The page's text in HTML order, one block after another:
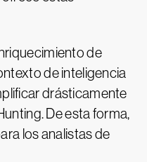
de
de inteligencia
drásticamente
De esta forma,
los analistas de